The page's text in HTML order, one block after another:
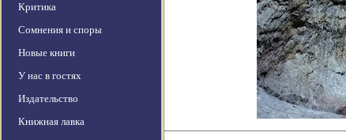
Критика
Сомнения и споры
Новые книги
У нас в гостях
Издательство
Книжная лавка